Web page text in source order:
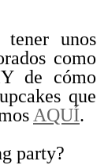
tener unos
como
de cómo
que
AQUÍ.
party?